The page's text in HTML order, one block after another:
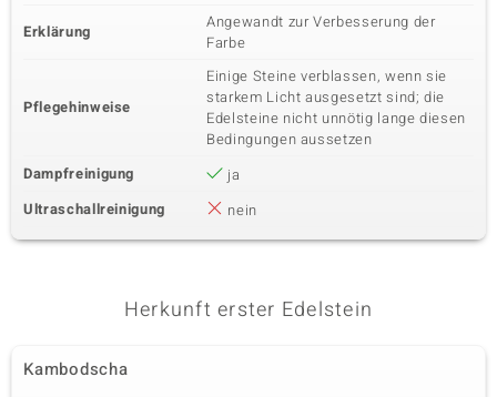
Erklärung
Angewandt zur Verbesserung der
Farbe
Pflegehinweise
Einige Steine verblassen, wenn sie
starkem Licht ausgesetzt sind; die
Edelsteine nicht unnötig lange diesen
Bedingungen aussetzen
Dampfreinigung
ja
Ultraschallreinigung
nein
Herkunft erster Edelstein
Kambodscha